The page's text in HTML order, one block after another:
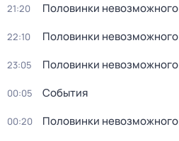
21:20 Половинки невозможного
22:10 Половинки невозможного
23:05 Половинки невозможного
00:05 События
00:20 Половинки невозможного